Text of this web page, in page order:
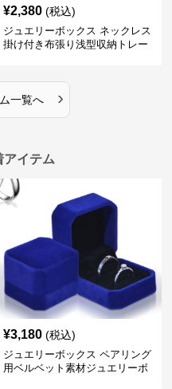
¥2,380 (税込)
ジュエリーボックス ネックレス
掛け付き布張り浅型収納トレー
一覧へ ›
アイテム
¥3,180 (税込)
ジュエリーボックス ペアリング
用ベルベット素材ジュエリーボ